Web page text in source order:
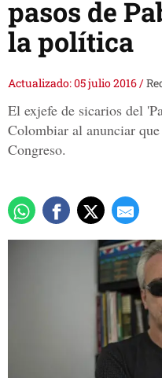
pasos de
la política
Actualizado: 05 julio 2016/
El exjefe de sicarios del
Colombiar al anunciar
Congreso.